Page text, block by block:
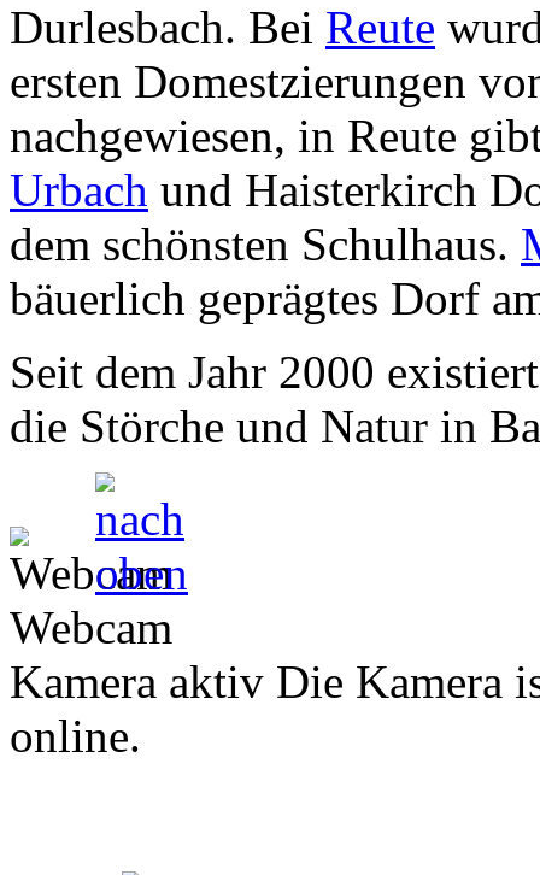
Durlesbach. Bei Reute
ersten Domestzierungen
nachgewiesen, in Reute
Urbach und Haisterkirch
dem schönsten Schulhaus.
bäuerlich geprägtes Dorf
Seit dem Jahr 2000
die Störche und Natur in
Webcam
Kamera aktiv Die Kamera
online.